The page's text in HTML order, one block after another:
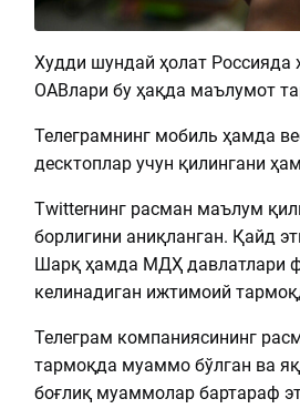
Худди шундай ҳолат Россияда
ОАВлари бу ҳақда маълумот
Телеграмнинг мобиль ҳамда
десктоплар учун қилингани
Twitterнинг расман маълум
борлигини аниқланган. Қайд
Шарқ ҳамда МДҲ давлатлари
келинадиган ижтимоий
Телеграм компаниясининг
тармоқда муаммо бўлган ва
боғлиқ муаммолар бартараф